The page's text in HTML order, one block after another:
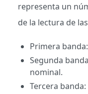
representa un
de la lectura de
Primera
Segunda
nominal.
Tercera